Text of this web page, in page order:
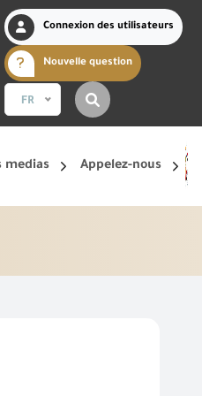
Connexion des utilisateurs
Nouvelle question
FR
medias Appelez-nous